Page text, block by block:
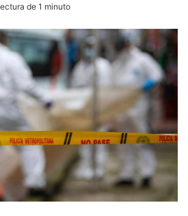
de 1 minuto